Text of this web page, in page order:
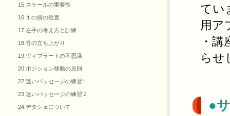
てい
用ア
・
らせ
●
15.スケールの重要性
16.１の指の位置
17.左手の考え方と訓練
18.音の立ち上がり
19.ヴィブラートの不思議
20.ポジション移動の原則
22.速いパッセージの練習１
23.速いパッセージの練習２
24.デタシェについて